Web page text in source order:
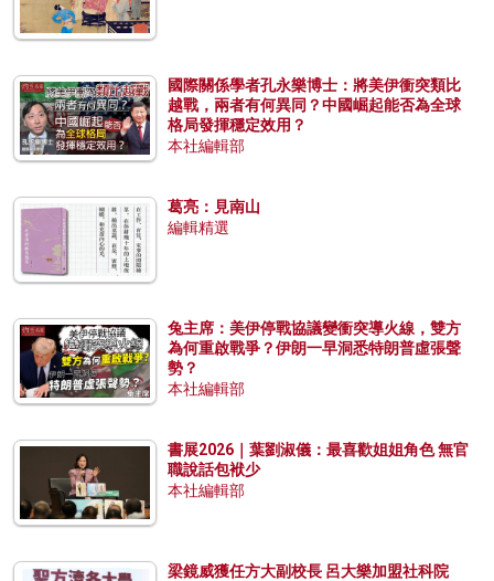
國際關係學者孔永樂博士：將美伊衝突類比
越戰，兩者有何異同？中國崛起能否為全球
格局發揮穩定效用？
本社編輯部
葛亮：見南山
編輯精選
兔主席：美伊停戰協議變衝突導火線，雙方
為何重啟戰爭？伊朗一早洞悉特朗普虛張聲
勢？
本社編輯部
書展2026｜葉劉淑儀：最喜歡姐姐角色 無官
職說話包袱少
本社編輯部
梁鏡威獲任方大副校長 呂大樂加盟社科院